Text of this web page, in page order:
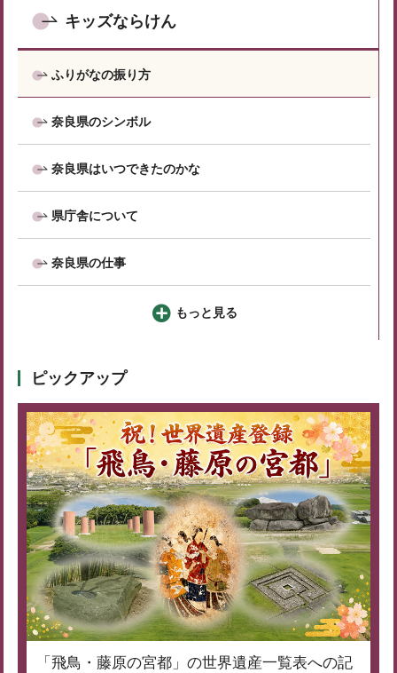
キッズならけん
ふりがなの振り方
奈良県のシンボル
奈良県はいつできたのかな
県庁舎について
奈良県の仕事
もっと見る
ピックアップ
「飛鳥・藤原の宮都」の世界遺産一覧表への記